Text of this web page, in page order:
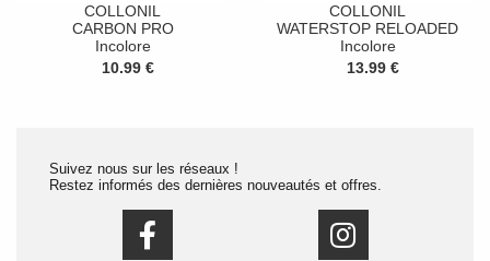
COLLONIL
CARBON PRO
Incolore
10.99 €
COLLONIL
WATERSTOP RELOADED
Incolore
13.99 €
Suivez nous sur les réseaux !
Restez informés des dernières nouveautés et offres.